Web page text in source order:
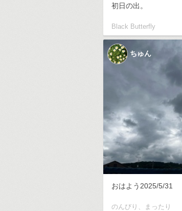
初日の出。
Black Butterfly
ちゅん
おはよう2025/5/31
のんびり、まったり